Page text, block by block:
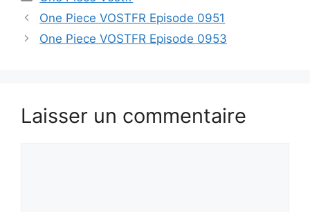
One Piece VOSTFR Episode 0951
One Piece VOSTFR Episode 0953
Laisser un commentaire